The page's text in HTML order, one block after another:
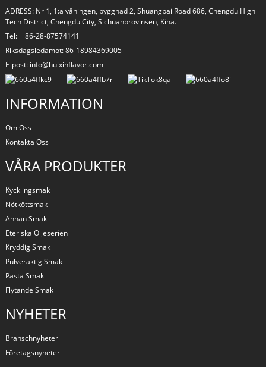
ADRESS: Nr 1, 1:a våningen, byggnad 2, Shuangbai Road 686, Chengdu High
Tech District, Chengdu City, Sichuanprovinsen, Kina.
Tel: + 86-28-87574141
Riksdagsledamot: 86-18984369005
E-post: info@huixinflavor.com
INFORMATION
Om Oss
Kontakta Oss
VÅRA PRODUKTER
Kycklingsmak
Nötköttsmak
Annan Smak
Eteriska Oljeserien
Kryddig Smak
Pulveraktig Smak
Pasta Smak
Flytande Smak
NYHETER
Branschnyheter
Företagsnyheter